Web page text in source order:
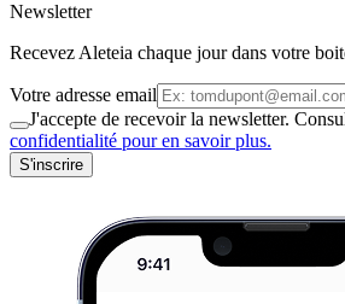
Newsletter
Recevez Aleteia chaque jour dans votre
Votre adresse email
J'accepte de recevoir la newsletter.
confidentialité pour en savoir plus.
S'inscrire